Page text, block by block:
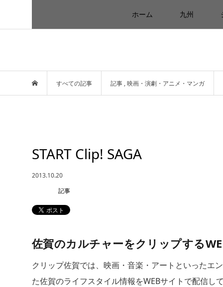
ホーム 九州
すべての記事 記事 ,映画・演劇・アニメ・マンガ
START Clip! SAGA
2013.10.20
記事
佐賀のカルチャーをクリップする
クリップ佐賀では、映画・音楽・アートといったエ
た佐賀のライフスタイル情報をWEBサイトで配信し